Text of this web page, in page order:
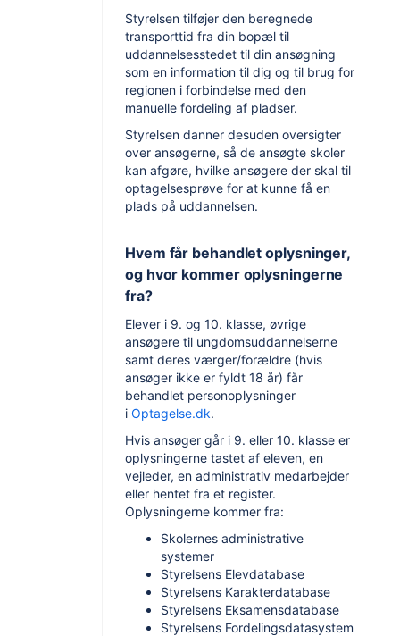
Styrelsen tilføjer den beregnede
transporttid fra din bopæl til
uddannelsesstedet til din ansøgning
som en information til dig og til brug for
regionen i forbindelse med den
manuelle fordeling af pladser.
Styrelsen danner desuden oversigter
over ansøgerne, så de ansøgte skoler
kan afgøre, hvilke ansøgere der skal til
optagelsesprøve for at kunne få en
plads på uddannelsen.
Hvem får behandlet oplysninger,
og hvor kommer oplysningerne
fra?
Elever i 9. og 10. klasse, øvrige
ansøgere til ungdomsuddannelserne
samt deres værger/forældre (hvis
ansøger ikke er fyldt 18 år) får
behandlet personoplysninger
i Optagelse.dk.
Hvis ansøger går i 9. eller 10. klasse er
oplysningerne tastet af eleven, en
vejleder, en administrativ medarbejder
eller hentet fra et register.
Oplysningerne kommer fra:
Skolernes administrative
systemer
Styrelsens Elevdatabase
Styrelsens Karakterdatabase
Styrelsens Eksamensdatabase
Styrelsens Fordelingsdatasystem